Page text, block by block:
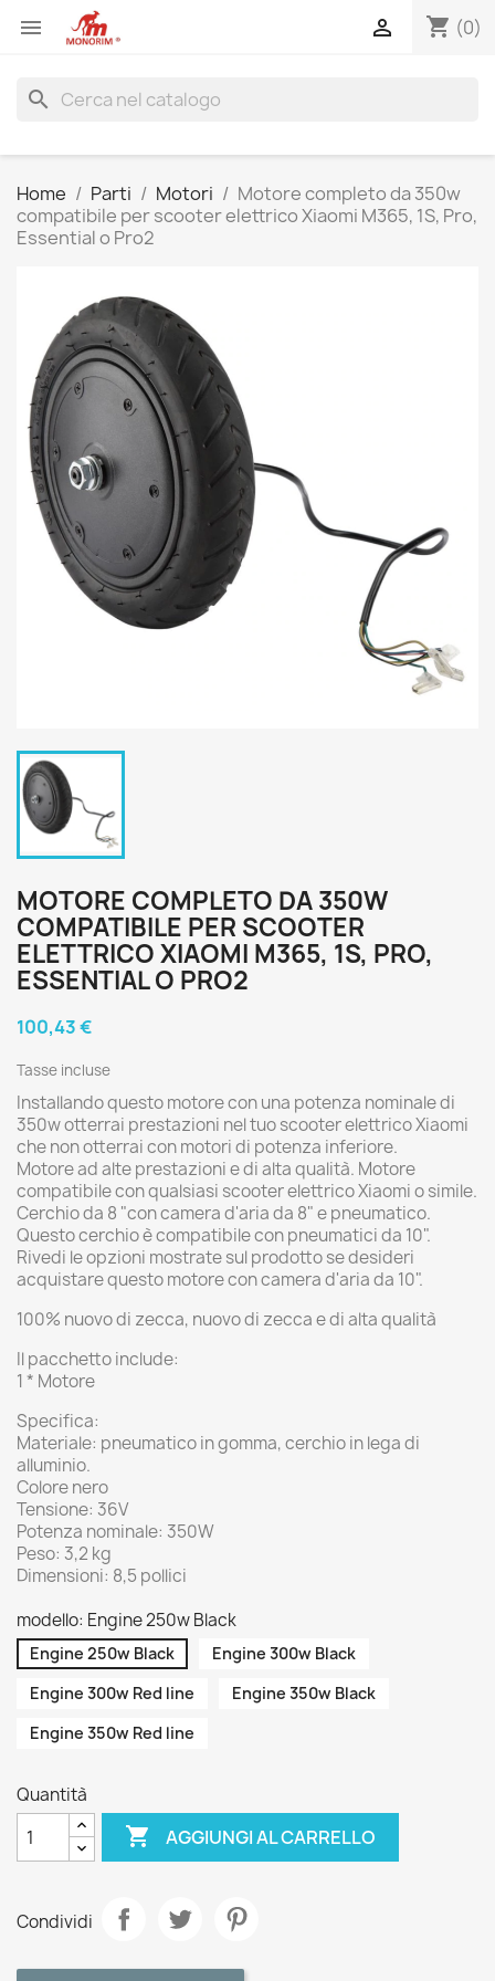
 shopping_cart (0)

search
Home Parti Motori
Motore completo da 350w
compatibile per scooter elettrico Xiaomi M365, 1S, Pro,
Essential o Pro2
MOTORE COMPLETO DA 350W
COMPATIBILE PER SCOOTER
ELETTRICO XIAOMI M365, 1S, PRO,
ESSENTIAL O PRO2
100,43 €
Tasse incluse
Installando questo motore con una potenza nominale di
350w otterrai prestazioni nel tuo scooter elettrico Xiaomi
che non otterrai con motori di potenza inferiore.
Motore ad alte prestazioni e di alta qualità. Motore
compatibile con qualsiasi scooter elettrico Xiaomi o simile.
Cerchio da 8 "con camera d'aria da 8" e pneumatico.
Questo cerchio è compatibile con pneumatici da 10".
Rivedi le opzioni mostrate sul prodotto se desideri
acquistare questo motore con camera d'aria da 10".
100% nuovo di zecca, nuovo di zecca e di alta qualità
Il pacchetto include:
1 * Motore
Specifica:
Materiale: pneumatico in gomma, cerchio in lega di
alluminio.
Colore nero
Tensione: 36V
Potenza nominale: 350W
Peso: 3,2 kg
Dimensioni: 8,5 pollici
modello: Engine 250w Black
Engine 250w Black
Engine 300w Black
Engine 300w Red line
Engine 350w Black
Engine 350w Red line
Quantità
 AGGIUNGI AL CARRELLO
Condividi